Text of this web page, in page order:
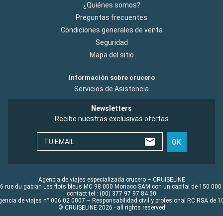
¿Quiénes somos?
Preguntas frecuentes
Condiciones generales de venta
Seguridad
Mapa del sitio
Información sobre crucero
Servicios de Asistencia
Newsletters
Recibe nuestras exclusivas ofertas
TU EMAIL OK
Agencia de viajes especializada crucero – CRUISELINE
rue du gabian Les flots bleus MC 98 000 Monaco SAM con un capital de 150 000
contact tel : (00) 377 97 97 84 50
de viajes n° 006 02 0007 – Responsabilidad civil y profesional RC RSA de
© CRUISELINE 2026 - all rights reserved